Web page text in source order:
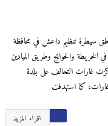
سيطرة تنظيم داعش في محافظة
والحوايج وطريق الميادين
غارات التحالف على بلدة
كما استهدفت
اقراء المزيد